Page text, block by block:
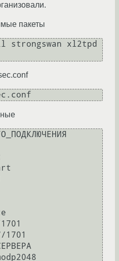
пакеты
strongswan xl2tpd